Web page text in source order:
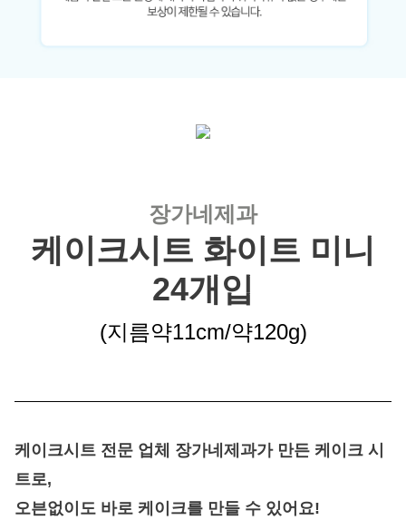
장가네제과
케이크시트 화이트 미니
24개입
(지름약11cm/약120g)
케이크시트 전문 업체 장가네제과가 만든 케이크 시
트로,
오븐없이도 바로 케이크를 만들 수 있어요!